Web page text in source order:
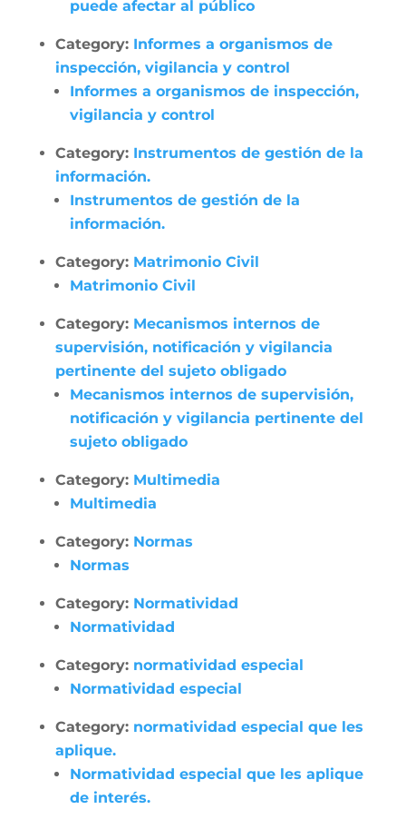
puede afectar al público
Category: Informes a organismos de
inspección, vigilancia y control
Informes a organismos de inspección,
vigilancia y control
Category: Instrumentos de gestión de la
información.
Instrumentos de gestión de la
información.
Category: Matrimonio Civil
Matrimonio Civil
Category: Mecanismos internos de
supervisión, notificación y vigilancia
pertinente del sujeto obligado
Mecanismos internos de supervisión,
notificación y vigilancia pertinente del
sujeto obligado
Category: Multimedia
Multimedia
Category: Normas
Normas
Category: Normatividad
Normatividad
Category: normatividad especial
Normatividad especial
Category: normatividad especial que les
aplique.
Normatividad especial que les aplique
de interés.